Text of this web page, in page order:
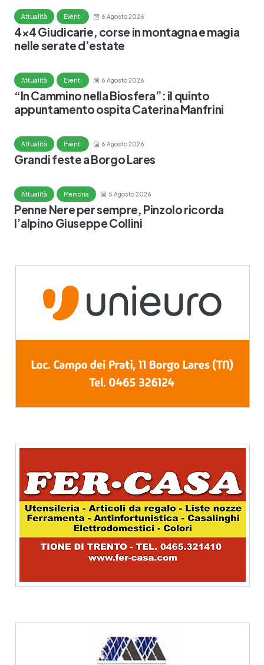
Attualità Eventi 6 Agosto 2026
4×4 Giudicarie, corse in montagna e magia
nelle serate d’estate
Attualità Eventi 6 Agosto 2026
“In Cammino nella Biosfera”: il quinto
appuntamento ospita Caterina Manfrini
Attualità Eventi 6 Agosto 2026
Grandi feste a Borgo Lares
Attualità Memoria 5 Agosto 2026
Penne Nere per sempre, Pinzolo ricorda
l’alpino Giuseppe Collini